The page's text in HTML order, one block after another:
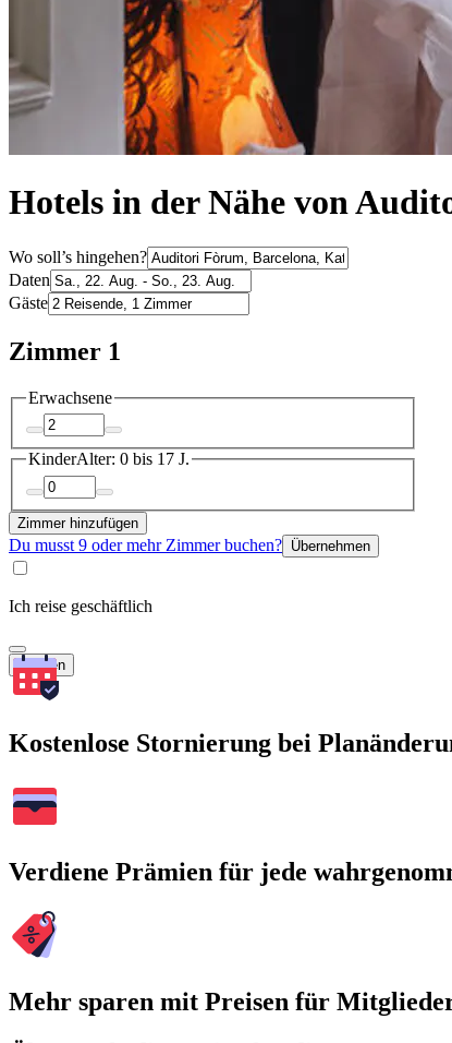
Hotels in der Nähe von
Wo soll’s hingehen?
Daten
Gäste
Zimmer 1
Erwachsene
KinderAlter: 0 bis 17 J.
Zimmer hinzufügen
Du musst 9 oder mehr Zimmer buchen? Übernehmen
Ich reise geschäftlich
Suchen
Kostenlose Stornierung bei
Verdiene Prämien für jede
Mehr sparen mit Preisen für